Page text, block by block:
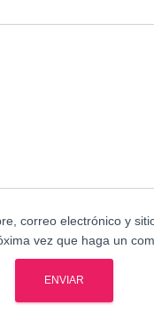
correo electrónico y
vez que haga un